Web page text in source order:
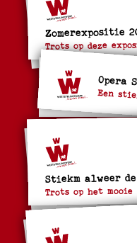
Zomerexpositie
Trots op deze
Opera
Een
Stiekm alweer
Trots op het mooie